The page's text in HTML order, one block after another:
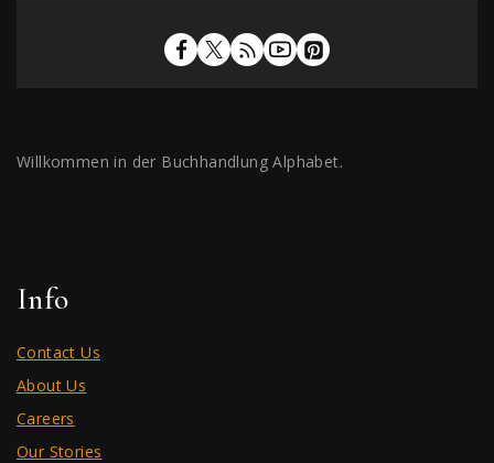
Willkommen in der Buchhandlung Alphabet.
Info
Contact Us
About Us
Careers
Our Stories